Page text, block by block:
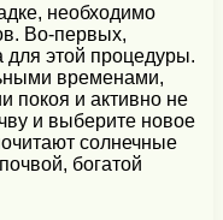
необходимо
Во-первых,
этой процедуры.
временами,
покоя и активно не
и выберите новое
солнечные
богатой